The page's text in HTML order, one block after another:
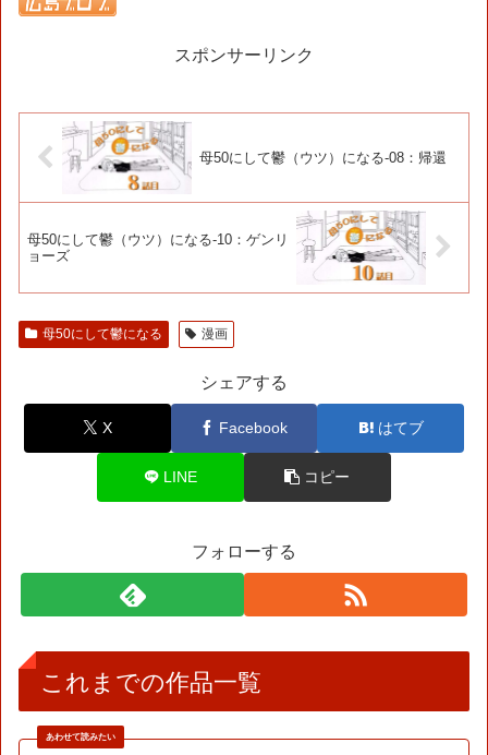
スポンサーリンク
母50にして鬱（ウツ）になる-08：帰還
母50にして鬱（ウツ）になる-10：ゲンリ
ョーズ
母50にして鬱になる 漫画
シェアする
X Facebook はてブ
LINE コピー
フォローする
これまでの作品一覧